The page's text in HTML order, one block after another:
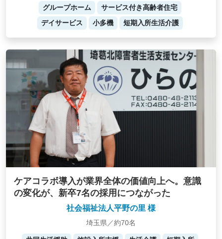
グループホーム
サービス付き高齢者住宅
デイサービス
小多機 短期入所生活介護
ケアコラボ導入が業界全体の価値向上へ。意識
の変化が、新卒7名の採用につながった
社会福祉法人平野の里 様
埼玉県／約70名